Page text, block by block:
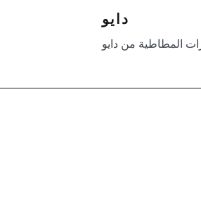
دايو
المطاطية من دايو